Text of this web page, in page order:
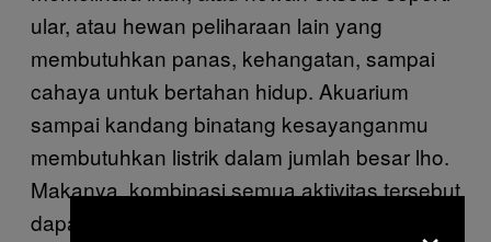
ular, atau hewan peliharaan lain yang
membutuhkan panas, kehangatan, sampai
cahaya untuk bertahan hidup. Akuarium
sampai kandang binatang kesayanganmu
membutuhkan listrik dalam jumlah besar lho.
Makanya, kombinasi semua aktivitas tersebut
dapat menghasilkan CO2 dalam skala